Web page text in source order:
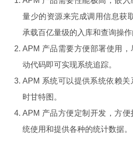
量少的资源来完成调用信息获
承载百亿量级的入库和查询操作
APM 产品需要方便部署使用
动代码即可实现系统追踪。
APM 系统可以提供系统依赖关
时甘特图。
APM 产品方便定制开发，方
统使用和提供各种的统计数据。